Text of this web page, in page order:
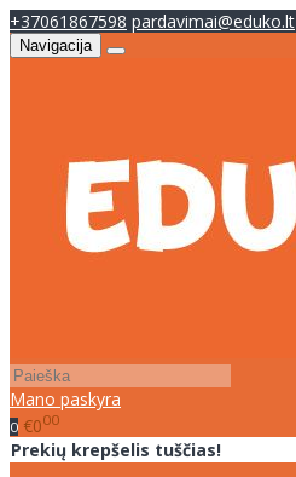
+37061867598 pardavimai@eduko.lt
Navigacija
Mano paskyra
0 €000
Prekių krepšelis tuščias!